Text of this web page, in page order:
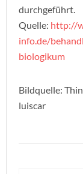
durchgeführt.
Quelle: http://
info.de/
biologikum
Bildquelle:
luiscar